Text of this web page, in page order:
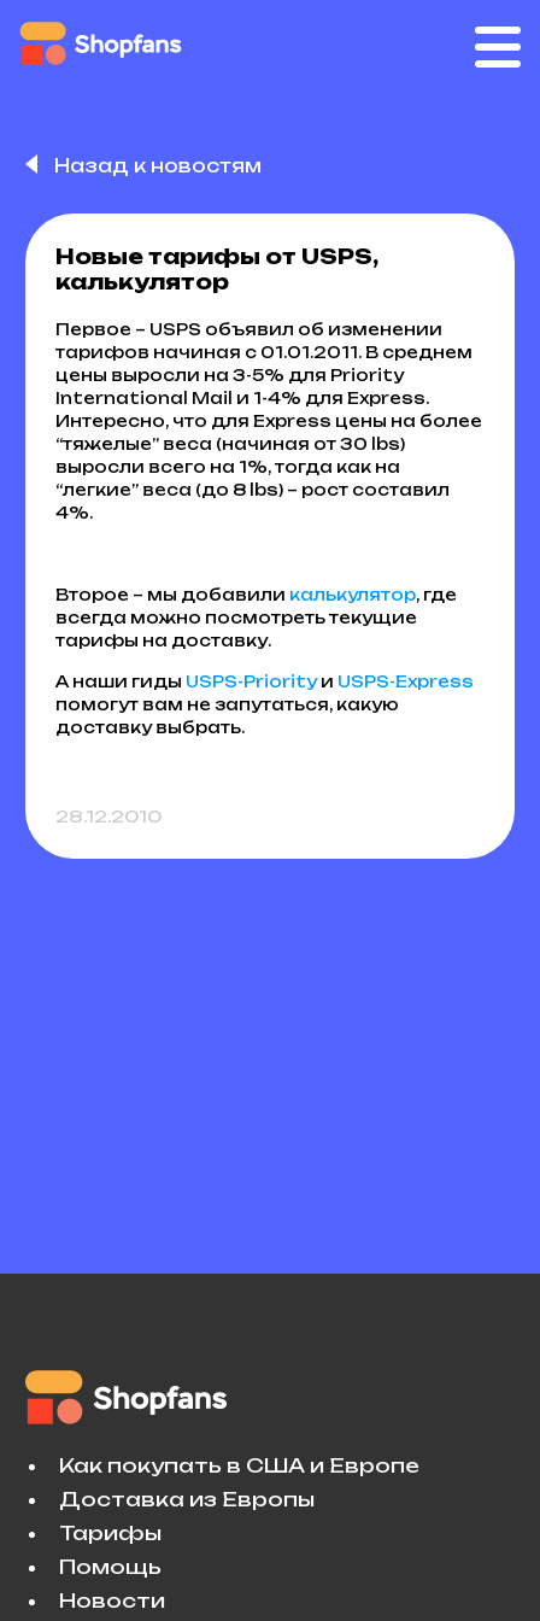
Назад к новостям
Новые тарифы от USPS,
калькулятор
Первое – USPS объявил об изменении
тарифов начиная с 01.01.2011. В среднем
цены выросли на 3-5% для Priority
International Mail и 1-4% для Express.
Интересно, что для Express цены на более
“тяжелые” веса (начиная от 30 lbs)
выросли всего на 1%, тогда как на
“легкие” веса (до 8 lbs) – рост составил
4%.
Второе – мы добавили калькулятор, где
всегда можно посмотреть текущие
тарифы на доставку.
А наши гиды USPS-Priorityи USPS-Express
помогут вам не запутаться, какую
доставку выбрать.
28.12.2010
Как покупать в США и Европе
Доставка из Европы
Тарифы
Помощь
Новости